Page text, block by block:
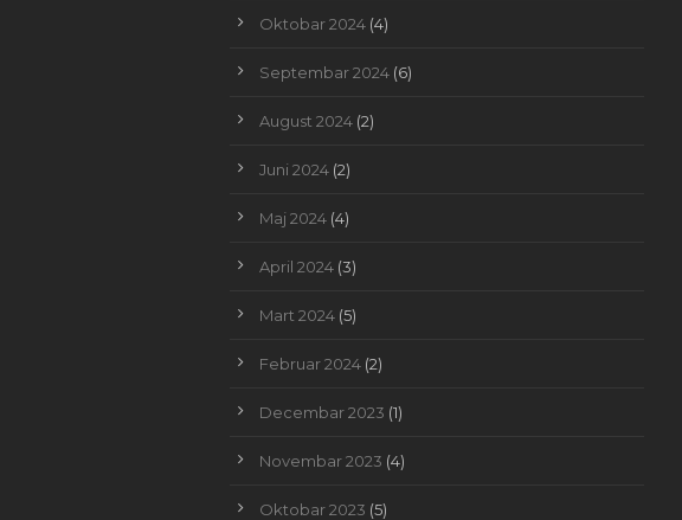
Oktobar 2024(4)
Septembar 2024(6)
August 2024(2)
Juni 2024(2)
Maj 2024(4)
April 2024(3)
Mart 2024(5)
Februar 2024(2)
Decembar 2023 (1)
Novembar 2023 (4)
Oktobar 2023 (5)